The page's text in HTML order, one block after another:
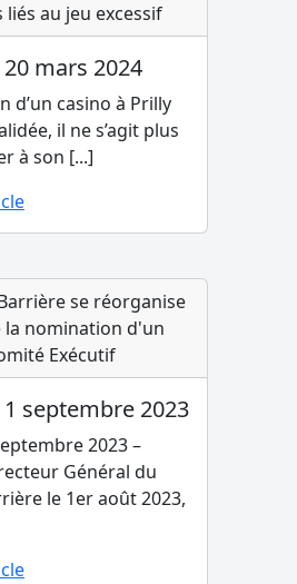
liés au jeu excessif
mars 2024
d’un casino à Prilly
il ne s’agit plus
à son [...]
se réorganise
la nomination d'un
Exécutif
septembre 2023
2023 –
Général du
le 1er août 2023,